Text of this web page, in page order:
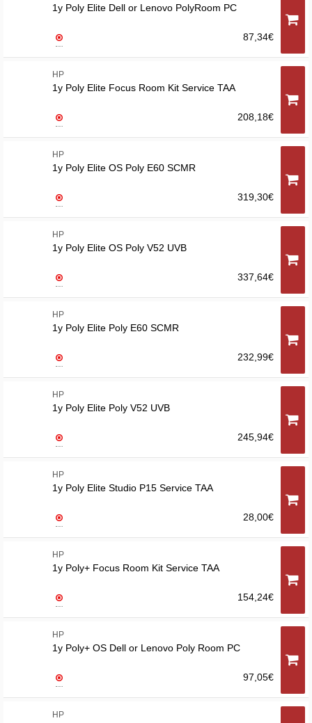
1y Poly Elite Dell or Lenovo PolyRoom PC
87,34€
HP
1y Poly Elite Focus Room Kit Service TAA
208,18€
HP
1y Poly Elite OS Poly E60 SCMR
319,30€
HP
1y Poly Elite OS Poly V52 UVB
337,64€
HP
1y Poly Elite Poly E60 SCMR
232,99€
HP
1y Poly Elite Poly V52 UVB
245,94€
HP
1y Poly Elite Studio P15 Service TAA
28,00€
HP
1y Poly+ Focus Room Kit Service TAA
154,24€
HP
1y Poly+ OS Dell or Lenovo Poly Room PC
97,05€
HP